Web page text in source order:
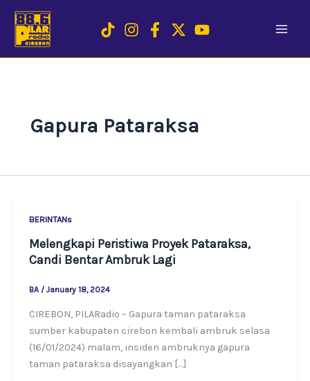
content
Gapura Pataraksa
BERINTANs
Melengkapi Peristiwa Proyek Pataraksa,
Candi Bentar Ambruk Lagi
BA / January 18, 2024
CIREBON, PILARadio – Gapura taman pataraksa
sumber kabupaten cirebon kembali ambruk selasa
(16/01/2024) malam, insiden ambruknya gapura
taman pataraksa disayangkan […]